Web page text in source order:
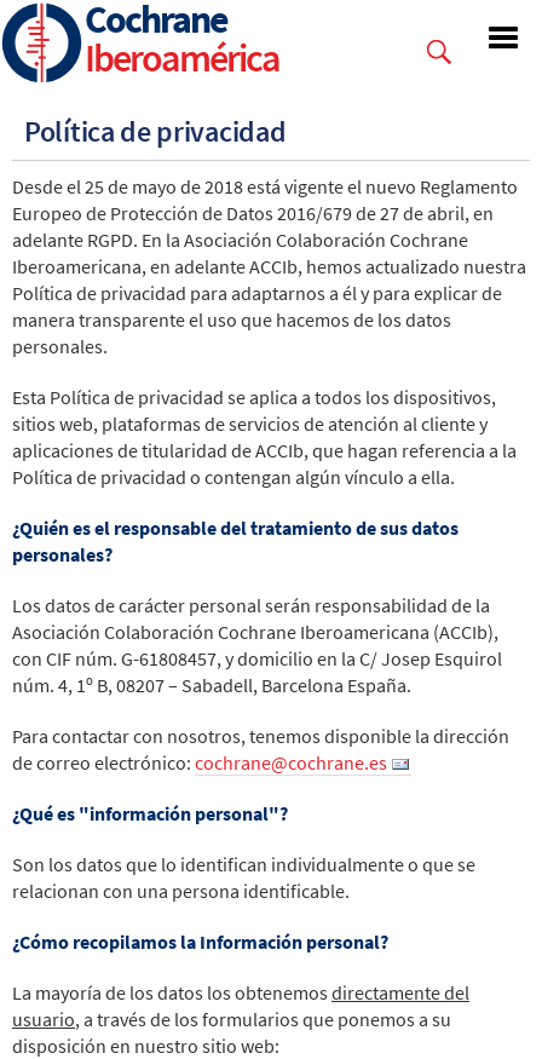
Skip
to
main
Cochrane
Iberoamérica
Política de privacidad
Desde el 25 de mayo de 2018 está vigente el nuevo Reglamento
Europeo de Protección de Datos 2016/679 de 27 de abril, en
adelante RGPD. En la Asociación Colaboración Cochrane
Iberoamericana, en adelante ACCIb, hemos actualizado nuestra
Política de privacidad para adaptarnos a él y para explicar de
manera transparente el uso que hacemos de los datos
personales.
Esta Política de privacidad se aplica a todos los dispositivos,
sitios web, plataformas de servicios de atención al cliente y
aplicaciones de titularidad de ACCIb, que hagan referencia a la
Política de privacidad o contengan algún vínculo a ella.
¿Quién es el responsable del tratamiento de sus datos
personales?
Los datos de carácter personal serán responsabilidad de la
Asociación Colaboración Cochrane Iberoamericana (ACCIb),
con CIF núm. G-61808457, y domicilio en la C/ Josep Esquirol
núm. 4, 1º B, 08207 – Sabadell, Barcelona España.
Para contactar con nosotros, tenemos disponible la dirección
de correo electrónico: cochrane@cochrane.es
¿Qué es "información personal"?
Son los datos que lo identifican individualmente o que se
relacionan con una persona identificable.
¿Cómo recopilamos la Información personal?
La mayoría de los datos los obtenemosdirectamente del
usuario, a través de los formularios que ponemos a su
disposición en nuestro sitio web: